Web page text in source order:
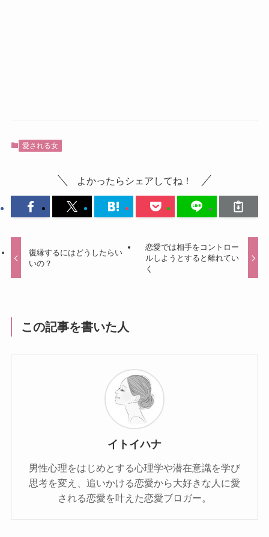
愛される女
よかったらシェアしてね！
復縁するにはどうしたらい
いの？
恋愛では相手をコントロー
ルしようとすると離れてい
く
この記事を書いた人
イトイハナ
男性心理をはじめとする心理学や潜在意識を学び
思考を変え、追いかける恋愛から大好きな人に愛
される恋愛を叶えた恋愛ブロガー。